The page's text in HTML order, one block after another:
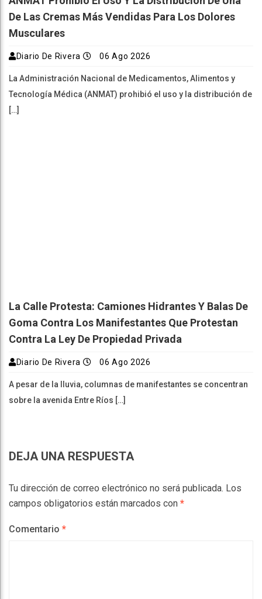
De Las Cremas Más Vendidas Para Los Dolores
Musculares
Diario De Rivera 06 Ago 2026
La Administración Nacional de Medicamentos, Alimentos y
Tecnología Médica (ANMAT) prohibió el uso y la distribución de
[…]
La Calle Protesta: Camiones Hidrantes Y Balas De
Goma Contra Los Manifestantes Que Protestan
Contra La Ley De Propiedad Privada
Diario De Rivera 06 Ago 2026
A pesar de la lluvia, columnas de manifestantes se concentran
sobre la avenida Entre Ríos […]
DEJA UNA RESPUESTA
Tu dirección de correo electrónico no será publicada. Los
campos obligatorios están marcados con *
Comentario *